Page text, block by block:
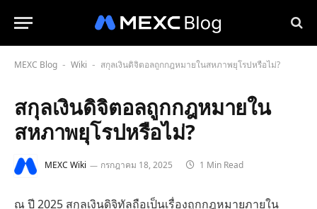
MEXC Blog - Wiki - สกุลเงินดิจิตอลถูกกฎหมายในสหภาพยุโรปหรือไม่?
สกุลเงินดิจิตอลถูกกฎหมายใน
สหภาพยุโรปหรือไม่?
MEXC Wiki กรกฎาคม 18, 2025 1 Min Read
ณ ปี 2025 สกุลเงินดิจิทัลถือเป็นเรื่องถูกกฎหมายภายใน